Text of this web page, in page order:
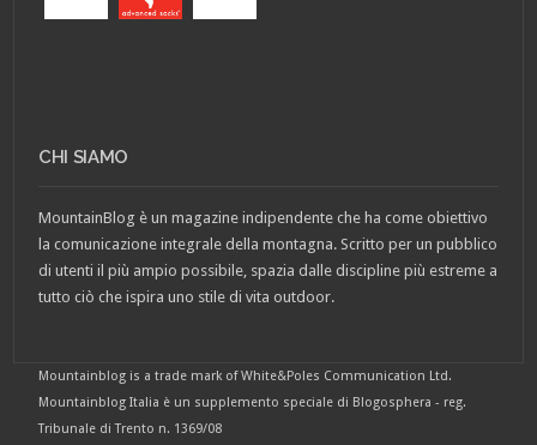
CHI SIAMO
MountainBlog è un magazine indipendente che ha come obiettivo
la comunicazione integrale della montagna. Scritto per un pubblico
di utenti il più ampio possibile, spazia dalle discipline più estreme a
tutto ciò che ispira uno stile di vita outdoor.
Mountainblog is a trade mark of White&Poles Communication Ltd.
Mountainblog Italia è un supplemento speciale di Blogosphera - reg.
Tribunale di Trento n. 1369/08